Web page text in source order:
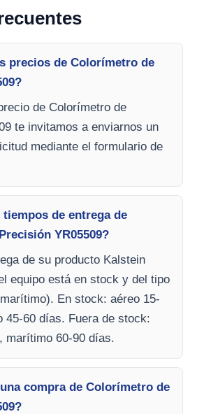
precios de Colorímetro de
de Colorímetro de
te invitamos a enviarnos un
mediante el formulario de
de entrega de
YR05509?
de su producto Kalstein
equipo está en stock y del tipo
En stock: aéreo 15-
45-60 días. Fuera de stock:
marítimo 60-90 días.
compra de Colorímetro de